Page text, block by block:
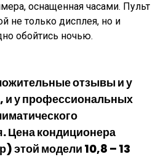
оснащенная часами. Пульт
не только дисплея, но и
обойтись ночью.
отзывы и у
и у профессиональных
Цена кондиционера
этой модели 10,8 – 13